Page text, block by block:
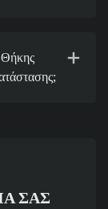
ΣΑΣ